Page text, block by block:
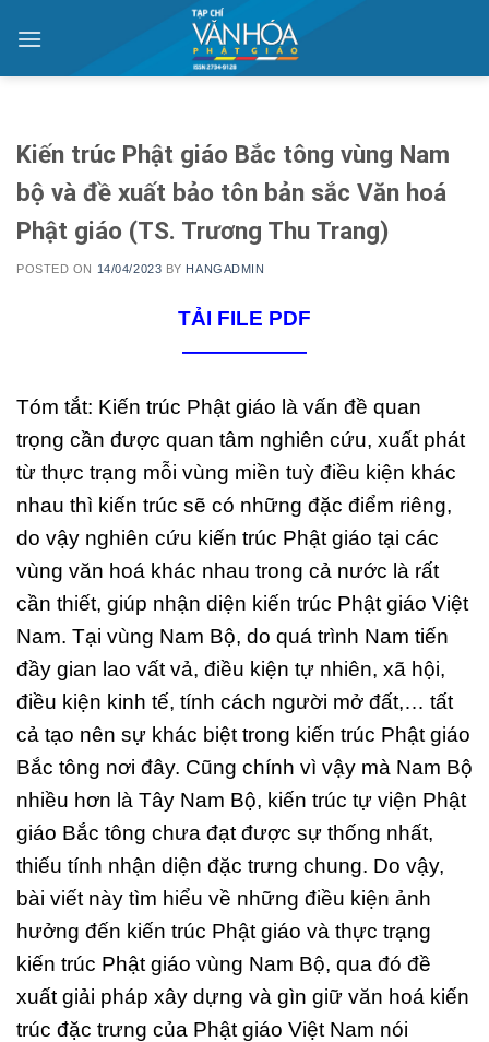
Kiến trúc Phật giáo Bắc tông vùng Nam
bộ và đề xuất bảo tôn bản sắc Văn hoá
Phật giáo (TS. Trương Thu Trang)
POSTED ON 14/04/2023 BY HANGADMIN
TẢI FILE PDF
——————
Tóm tắt: Kiến trúc Phật giáo là vấn đề quan
trọng cần được quan tâm nghiên cứu, xuất phát
từ thực trạng mỗi vùng miền tuỳ điều kiện khác
nhau thì kiến trúc sẽ có những đặc điểm riêng,
do vậy nghiên cứu kiến trúc Phật giáo tại các
vùng văn hoá khác nhau trong cả nước là rất
cần thiết, giúp nhận diện kiến trúc Phật giáo Việt
Nam. Tại vùng Nam Bộ, do quá trình Nam tiến
đầy gian lao vất vả, điều kiện tự nhiên, xã hội,
điều kiện kinh tế, tính cách người mở đất,… tất
cả tạo nên sự khác biệt trong kiến trúc Phật giáo
Bắc tông nơi đây. Cũng chính vì vậy mà Nam Bộ
nhiều hơn là Tây Nam Bộ, kiến trúc tự viện Phật
giáo Bắc tông chưa đạt được sự thống nhất,
thiếu tính nhận diện đặc trưng chung. Do vậy,
bài viết này tìm hiểu về những điều kiện ảnh
hưởng đến kiến trúc Phật giáo và thực trạng
kiến trúc Phật giáo vùng Nam Bộ, qua đó đề
xuất giải pháp xây dựng và gìn giữ văn hoá kiến
trúc đặc trưng của Phật giáo Việt Nam nói